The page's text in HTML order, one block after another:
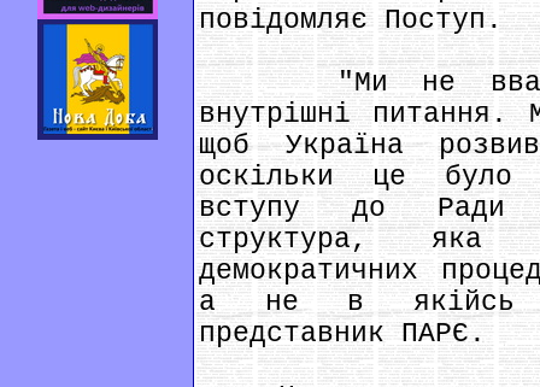
повідомляє Поступ.
"Ми не
внутрішні питання.
щоб Україна
оскільки це було
вступу до Ради
структура, яка
демократичних
а не в якійсь
представник ПАРЄ.